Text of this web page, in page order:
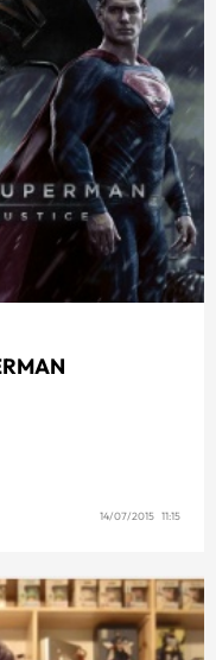
14/07/2015 11:15